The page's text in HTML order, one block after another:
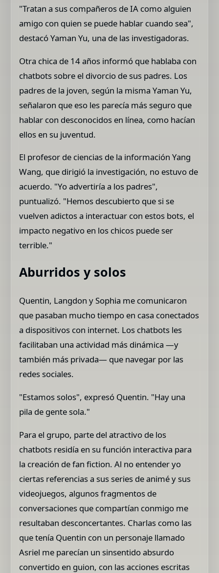
"Tratan a sus compañeros de IA como alguien
amigo con quien se puede hablar cuando sea",
destacó Yaman Yu, una de las investigadoras.
Otra chica de 14 años informó que hablaba con
chatbots sobre el divorcio de sus padres. Los
padres de la joven, según la misma Yaman Yu,
señalaron que eso les parecía más seguro que
hablar con desconocidos en línea, como hacían
ellos en su juventud.
El profesor de ciencias de la información Yang
Wang, que dirigió la investigación, no estuvo de
acuerdo. "Yo advertiría a los padres",
puntualizó. "Hemos descubierto que si se
vuelven adictos a interactuar con estos bots, el
impacto negativo en los chicos puede ser
terrible."
Aburridos y solos
Quentin, Langdon y Sophia me comunicaron
que pasaban mucho tiempo en casa conectados
a dispositivos con internet. Los chatbots les
facilitaban una actividad más dinámica —y
también más privada— que navegar por las
redes sociales.
"Estamos solos", expresó Quentin. "Hay una
pila de gente sola."
Para el grupo, parte del atractivo de los
chatbots residía en su función interactiva para
la creación de fan fiction. Al no entender yo
ciertas referencias a sus series de animé y sus
videojuegos, algunos fragmentos de
conversaciones que compartían conmigo me
resultaban desconcertantes. Charlas como las
que tenía Quentin con un personaje llamado
Asriel me parecían un sinsentido absurdo
convertido en guion, con las acciones escritas